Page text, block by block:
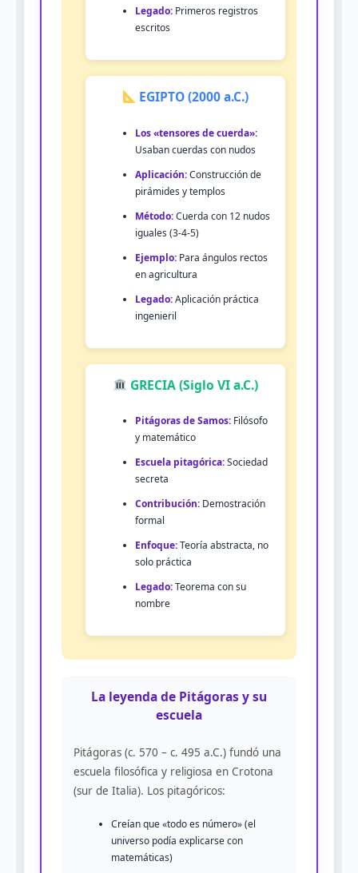
Legado: Primeros registros
escritos
EGIPTO (2000 a.C.)
Los «tensores de cuerda»:
Usaban cuerdas con nudos
Aplicación:Construcción de
pirámides y templos
Método:Cuerda con 12 nudos
iguales (3-4-5)
Ejemplo: Para ángulos rectos
en agricultura
Legado:Aplicación práctica
ingenieril
GRECIA (Siglo VI a.C.)
Pitágoras de Samos: Filósofo
y matemático
Escuela pitagórica:Sociedad
secreta
Contribución: Demostración
formal
Enfoque:Teoría abstracta, no
solo práctica
Legado:Teorema con su
nombre
La leyenda de Pitágoras y su
escuela
Pitágoras (c. 570 – c. 495 a.C.) fundó una
escuela filosófica y religiosa en Crotona
(sur de Italia). Los pitagóricos:
Creían que «todo es número» (el
universo podía explicarse con
matemáticas)